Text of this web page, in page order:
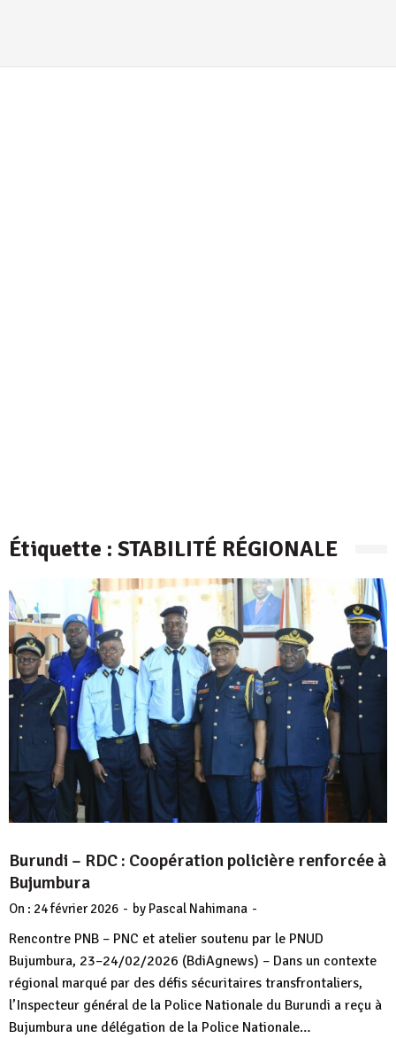
Étiquette : STABILITÉ RÉGIONALE
Burundi – RDC : Coopération policière renforcée à
Bujumbura
On : 24 février 2026 - by Pascal Nahimana -
Rencontre PNB – PNC et atelier soutenu par le PNUD
Bujumbura, 23–24/02/2026 (BdiAgnews) – Dans un contexte
régional marqué par des défis sécuritaires transfrontaliers,
l’Inspecteur général de la Police Nationale du Burundi a reçu à
Bujumbura une délégation de la Police Nationale…